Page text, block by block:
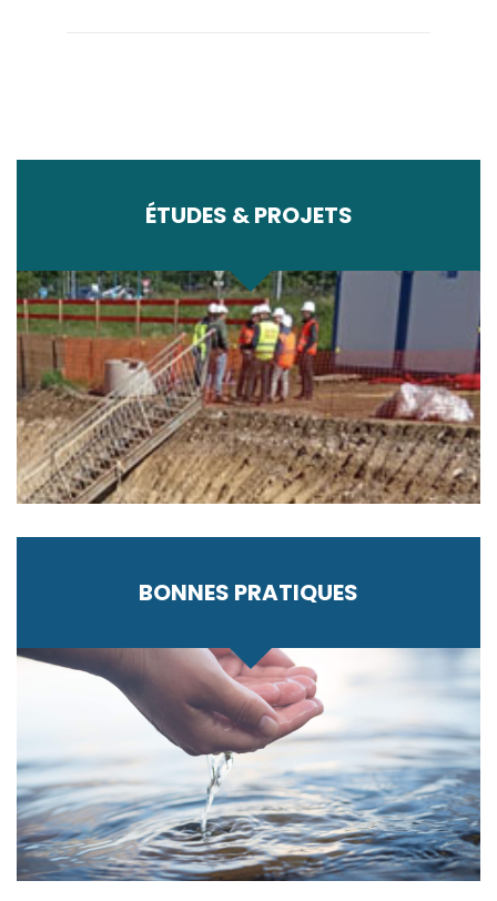
ÉTUDES & PROJETS
BONNES PRATIQUES